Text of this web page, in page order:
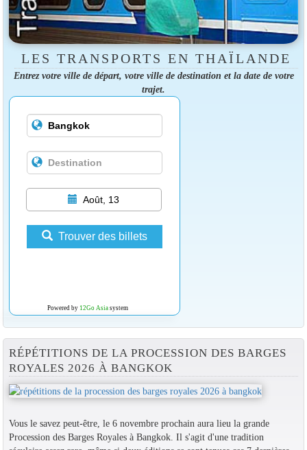
LES TRANSPORTS EN THAÏLANDE
Entrez votre ville de départ, votre ville de destination et la date de votre
trajet.
Août, 13
Trouver des billets
Powered by 12Go Asiasystem
RÉPÉTITIONS DE LA PROCESSION DES BARGES
ROYALES 2026 À BANGKOK
Vous le savez peut-être, le 6 novembre prochain aura lieu la grande
Procession des Barges Royales à Bangkok. Il s'agit d'une tradition